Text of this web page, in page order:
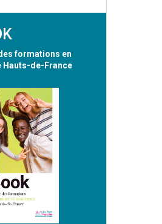
formations en
Hauts-de-France